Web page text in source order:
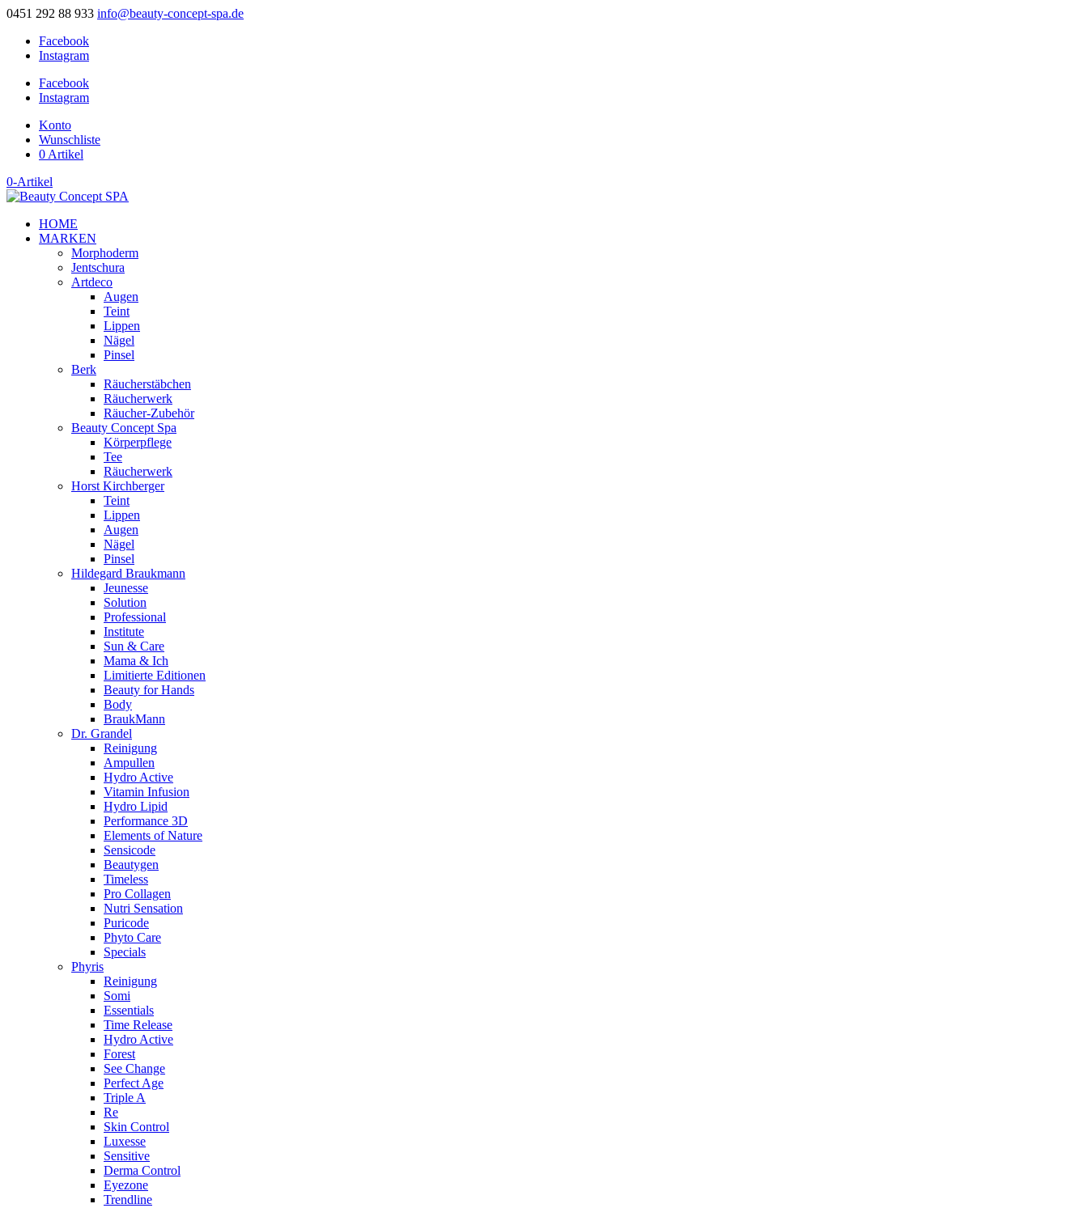
0451 292 88 933 info@beauty-concept-spa.de
Facebook
Instagram
Facebook
Instagram
Konto
Wunschliste
0 Artikel
0-Artikel
HOME
MARKEN
Morphoderm
Jentschura
Artdeco
Augen
Teint
Lippen
Nägel
Pinsel
Berk
Räucherstäbchen
Räucherwerk
Räucher-Zubehör
Beauty Concept Spa
Körperpflege
Tee
Räucherwerk
Horst Kirchberger
Teint
Lippen
Augen
Nägel
Pinsel
Hildegard Braukmann
Jeunesse
Solution
Professional
Institute
Sun & Care
Mama & Ich
Limitierte Editionen
Beauty for Hands
Body
BraukMann
Dr. Grandel
Reinigung
Ampullen
Hydro Active
Vitamin Infusion
Hydro Lipid
Performance 3D
Elements of Nature
Sensicode
Beautygen
Timeless
Pro Collagen
Nutri Sensation
Puricode
Phyto Care
Specials
Phyris
Reinigung
Somi
Essentials
Time Release
Hydro Active
Forest
See Change
Perfect Age
Triple A
Re
Skin Control
Luxesse
Sensitive
Derma Control
Eyezone
Trendline